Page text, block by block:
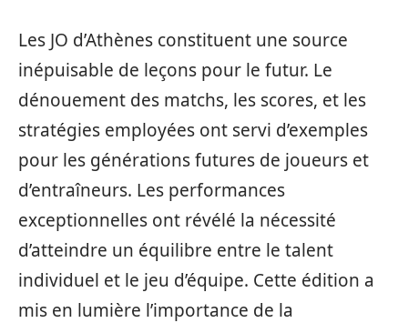
Les JO d’Athènes constituent une source
inépuisable de leçons pour le futur. Le
dénouement des matchs, les scores, et les
stratégies employées ont servi d’exemples
pour les générations futures de joueurs et
d’entraîneurs. Les performances
exceptionnelles ont révélé la nécessité
d’atteindre un équilibre entre le talent
individuel et le jeu d’équipe. Cette édition a
mis en lumière l’importance de la